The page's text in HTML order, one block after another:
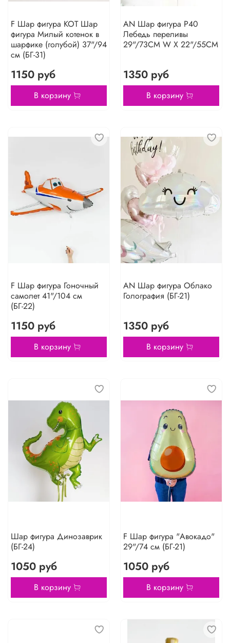
F Шар фигура КОТ Шар
фигура Милый котенок в
шарфике (голубой) 37"/94
см (БГ-31)
1150 руб
В корзину
AN Шар фигура P40
Лебедь переливы
29"/73CM W X 22"/55CM
1350 руб
В корзину
F Шар фигура Гоночный
самолет 41"/104 см
(БГ-22)
1150 руб
В корзину
AN Шар фигура Облако
Голография (БГ-21)
1350 руб
В корзину
Шар фигура Динозаврик
(БГ-24)
1050 руб
В корзину
F Шар фигура "Авокадо"
29"/74 см (БГ-21)
1050 руб
В корзину